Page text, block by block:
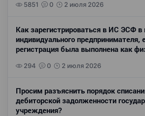
5851 0 2 июля 2026
Как зарегистрироваться в ИС ЭСФ в
индивидуального предпринимателя,
регистрация была выполнена как
294 0 2 июля 2026
Просим разъяснить порядок
дебиторской задолженности
учреждения?